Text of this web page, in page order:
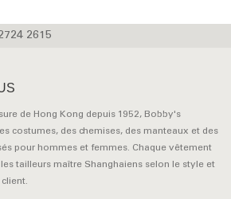
2615
de Hong Kong depuis 1952, Bobby's
costumes, des chemises, des manteaux et des
pour hommes et femmes. Chaque vêtement
tailleurs maître Shanghaiens selon le style et